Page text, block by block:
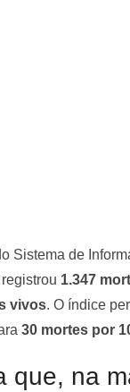
Sistema de
1.347
vivos. O índice
30 mortes por
que, na